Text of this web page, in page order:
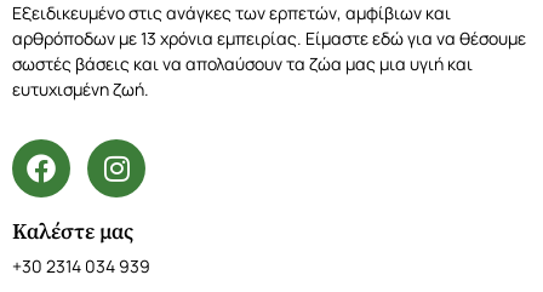
Εξειδικευμένο στις ανάγκες των ερπετών, αμφίβιων και
αρθρόποδων με 13 χρόνια εμπειρίας. Είμαστε εδώ για να θέσουμε
σωστές βάσεις και να απολαύσουν τα ζώα μας μια υγιή και
ευτυχισμένη ζωή.
Καλέστε μας
+30 2314 034 939